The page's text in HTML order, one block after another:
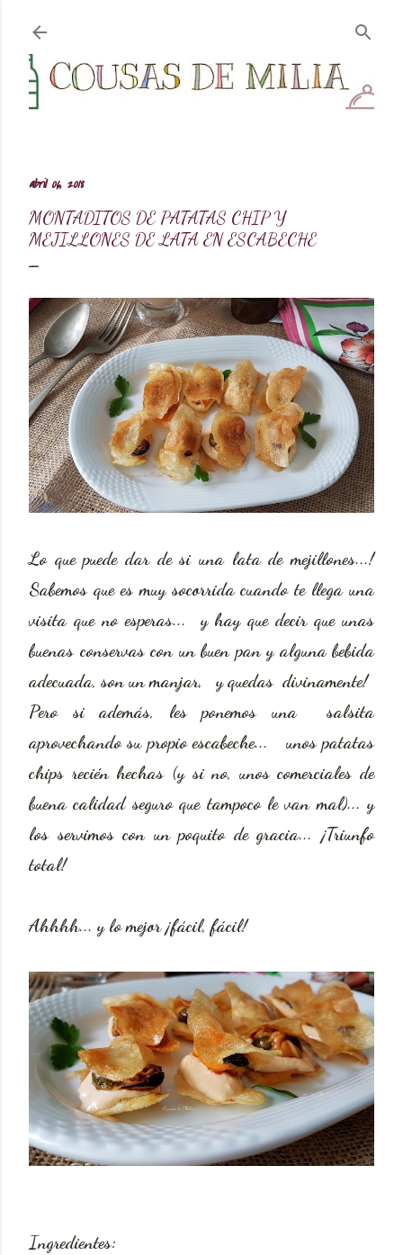
abril 06, 2018
MONTADITOS DE PATATAS CHIP Y
MEJILLONES DE LATA EN ESCABECHE
Lo que puede dar de si una lata de mejillones...!
Sabemos que es muy socorrida cuando te llega una
visita que no esperas... y hay que decir que unas
buenas conservas con un buen pan y alguna bebida
adecuada, son un manjar, y quedas divinamente!
Pero si además, les ponemos una salsita
aprovechando su propio escabeche... unos patatas
chips recién hechas (y si no, unos comerciales de
buena calidad seguro que tampoco le van mal)... y
los servimos con un poquito de gracia... ¡Triunfo
total!
Ahhhh... y lo mejor ¡fácil, fácil!
Ingredientes: